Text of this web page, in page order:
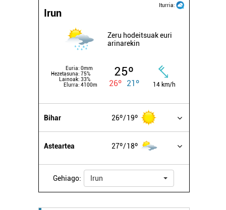
Iturria:
Irun
Zeru hodeitsuak euri
arinarekin
Euria: 0mm
Hezetasuna: 75%
Lainoak: 33%
Elurra: 4100m
25º
26º 21º 14 km/h
Bihar 26º 19º
Asteartea 27º 18º
Gehiago: Irun